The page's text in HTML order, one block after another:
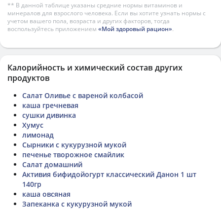
** В данной таблице указаны средние нормы витаминов и
минералов для взрослого человека. Если вы хотите узнать нормы с
учетом вашего пола, возраста и других факторов, тогда
воспользуйтесь приложением «Мой здоровый рацион».
Калорийность и химический состав других
продуктов
Салат Оливье с вареной колбасой
каша гречневая
сушки дивинка
Хумус
лимонад
Сырники с кукурузной мукой
печенье творожное смайлик
Салат домашний
Активия бифидойогурт классический Данон 1 шт
140гр
каша овсяная
Запеканка с кукурузной мукой